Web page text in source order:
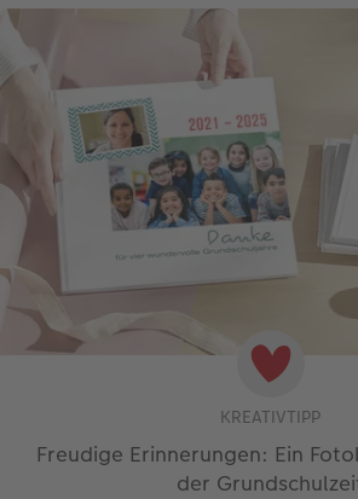
KREATIVTIPP
Freudige Erinnerungen: Ein
der